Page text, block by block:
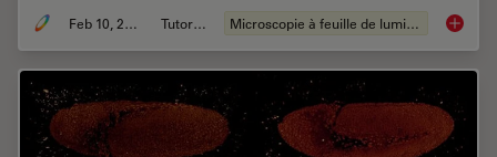
Feb 10, 2019 Tutoriel Microscopie à feuille de lumière Using